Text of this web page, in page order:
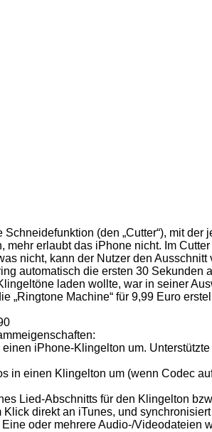
(den „Cutter“), mit
erlaubt das iPhone nicht. Im
nicht, kann der Nutzer den
automatisch die ersten 30 Sekunden
laden wollte, war in seiner
„Ringtone Machine“ für 9,99 Euro
iPhone-Klingelton um.
in einen Klingelton um (wenn Codec
Lied-Abschnitts für den Klingelton
direkt an iTunes, und
oder mehrere Audio-/